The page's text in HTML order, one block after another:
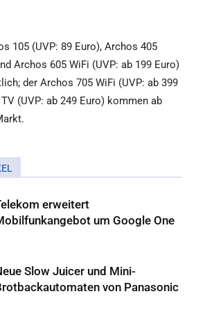
105 (UVP: 89 Euro), Archos 405
Archos 605 WiFi (UVP: ab 199 Euro)
der Archos 705 WiFi (UVP: ab 399
(UVP: ab 249 Euro) kommen ab
erweitert
um Google One
Slow Juicer und Mini-
von Panasonic